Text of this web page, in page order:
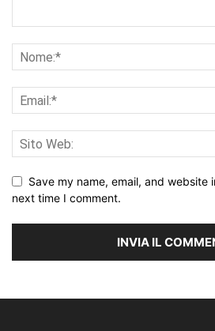
Save my name, email, and website
next time I comment.